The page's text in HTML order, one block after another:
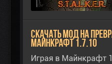
Скачать мод на
Майнкрафт 1.7.10
Играя в Майнкрафт